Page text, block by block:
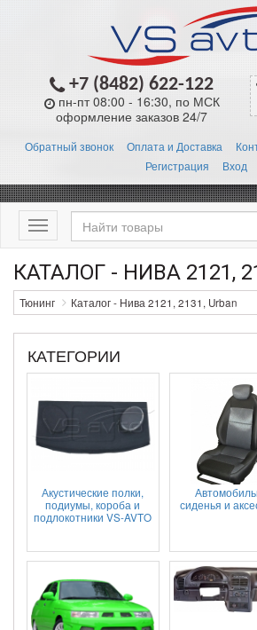
+7 (8482) 622-122
пн-пт 08:00 - 16:30, по МСК
оформление заказов 24/7
Обратный звонок Оплата и Доставка
Регистрация
Вход
Меню
КАТАЛОГ - НИВА 2121,
Тюнинг Каталог - Нива 2121, 2131, Urban
КАТЕГОРИИ
Акустические полки,
подиумы, короба и
подлокотники VS-AVTO
сиденья и